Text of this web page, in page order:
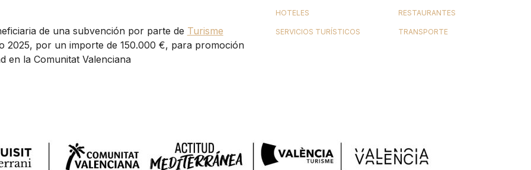
de una subvención por parte de Turisme
2025, por un importe de 150.000 €, para promoción
en la Comunitat Valenciana
HOTELES RESTAURANTES
SERVICIOS TURÍSTICOS TRANSPORTE